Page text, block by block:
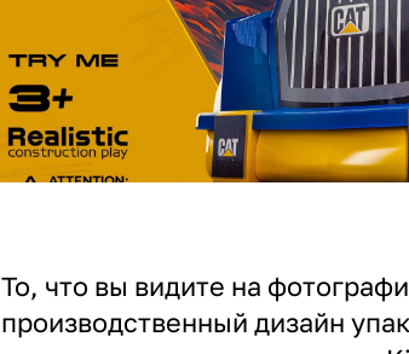
То, что вы видите на
производственный дизайн